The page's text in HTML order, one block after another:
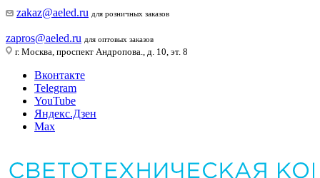
zakaz@aeled.ru для розничных заказов
zapros@aeled.ru для оптовых заказов
г. Москва, проспект Андропова., д. 10, эт. 8
Вконтакте
Telegram
YouTube
Яндекс.Дзен
Max